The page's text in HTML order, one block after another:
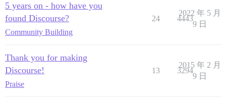
5 years on - how have you
found Discourse?
Community Building
24 4443
2022 年 5 月
9 日
Thank you for making
Discourse!
Praise
13 3294
2015 年 2 月
9 日